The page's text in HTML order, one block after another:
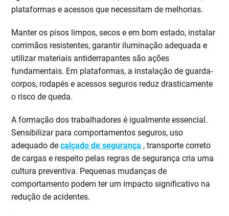
plataformas e acessos que necessitam de melhorias.
Manter os pisos limpos, secos e em bom estado, instalar
corrimãos resistentes, garantir iluminação adequada e
utilizar materiais antiderrapantes são ações
fundamentais. Em plataformas, a instalação de guarda-
corpos, rodapés e acessos seguros reduz drasticamente
o risco de queda.
A formação dos trabalhadores é igualmente essencial.
Sensibilizar para comportamentos seguros, uso
adequado decalçado de segurança , transporte correto
de cargas e respeito pelas regras de segurança cria uma
cultura preventiva. Pequenas mudanças de
comportamento podem ter um impacto significativo na
redução de acidentes.